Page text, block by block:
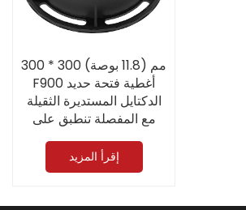
300 * 300 مم (11.8 بوصة)
F900 أغطية فتحة حديد
الدكتايل المستديرة الثقيلة
مع المفصلة تنطبق على
المطار
إقرأ المزيد